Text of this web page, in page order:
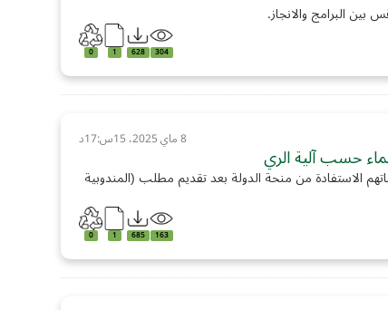
بين البرامج والانجاز.
304
628
1
0
8 ماي 2025، 15س:17د
حسب آلية الري
الاستفادة من منحة الدولة بعد تقديم مطلب (المندوبية
163
685
1
0